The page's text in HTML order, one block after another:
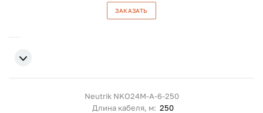
ЗАКАЗАТЬ
Neutrik NKO24M-A-6-250
Длина кабеля, м: 250